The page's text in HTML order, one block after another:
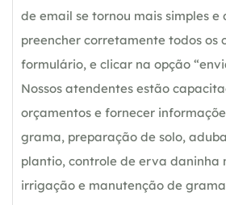
de email se tornou mais simples e
preencher corretamente todos os
formulário, e clicar na opção
Nossos atendentes estão
orçamentos e fornecer
grama, preparação de solo,
plantio, controle de erva daninha
irrigação e manutenção de